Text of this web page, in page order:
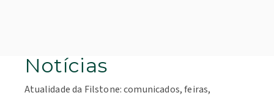
Notícias
Atualidade da Filstone: comunicados, feiras,